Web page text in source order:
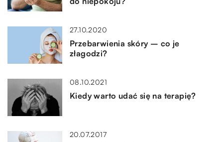
27.10.2020
Przebarwienia skóry – co je
złagodzi?
08.10.2021
Kiedy warto udać się na terapię?
20.07.2017